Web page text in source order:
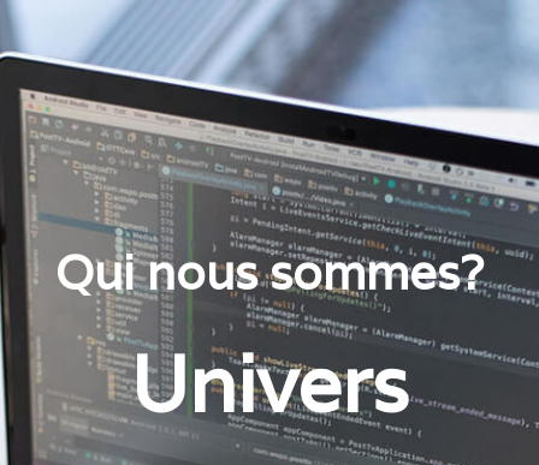
Qui nous sommes?
Univers